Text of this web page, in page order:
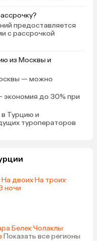
предоставляется
с рассрочкой
из Москвы и
— можно
экономия до 30% при
в Турцию и
туроператоров
·На двоих·На троих·
ночи·
·Белек·Чолаклы·
·Показать все регионы